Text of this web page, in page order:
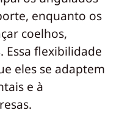
enquanto os
coelhos,
Essa flexibilidade
eles se adaptem
e à